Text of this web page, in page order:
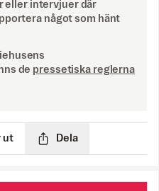
eller intervjuer där
något som hänt
de pressetiska reglerna
ut Dela